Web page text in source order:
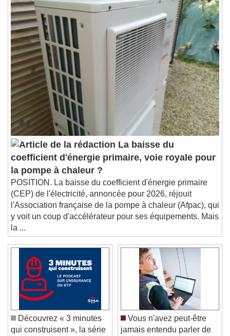
Playback Rate
Chapters
Chapters
Descriptions
descriptions off
, selected
Subtitles
subtitles settings
, opens subtitles
settings dialog
subtitles off
, selected
Audio Track
Picture-in-Picture
Fullscreen
This is a modal window.
Beginning of dialog window. Escape will cancel
and close the window.
Text
Color Opacity
Text Background
Color
Caption Area Background
Color Opacity
Font Size
La baisse du
coefficient d'énergie primaire, voie royale pour
la pompe à chaleur ?
POSITION. La baisse du coefficient d'énergie primaire
(CEP) de l'électricité, annoncée pour 2026, réjouit
l'Association française de la pompe à chaleur (Afpac), qui
y voit un coup d'accélérateur pour ses équipements. Mais
la ...
Découvrez « 3 minutes
Vous n'avez peut-être